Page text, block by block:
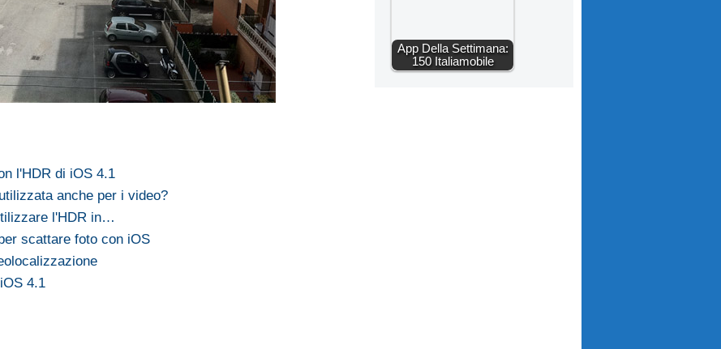
l'HDR di iOS 4.1
anche per i video?
l'HDR in…
scattare foto con iOS
4.1
App Della Settimana:
150 Italiamobile